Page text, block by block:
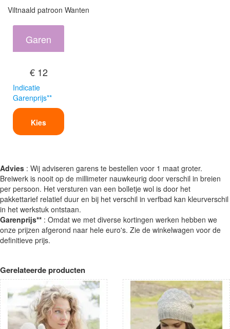
Viltnaald patroon Wanten
Garen
€ 12
Indicatie
Garenprijs**
Kies
Advies : Wij adviseren garens te bestellen voor 1 maat groter.
Breiwerk is nooit op de millimeter nauwkeurig door verschil in breien
per persoon. Het versturen van een bolletje wol is door het
pakkettarief relatief duur en bij het verschil in verfbad kan kleurverschil
in het werkstuk ontstaan.
Garenprijs** : Omdat we met diverse kortingen werken hebben we
onze prijzen afgerond naar hele euro's. Zie de winkelwagen voor de
definitieve prijs.
Gerelateerde producten